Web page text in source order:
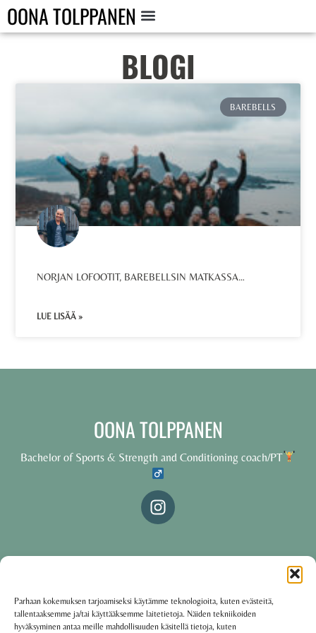
Parhaan kokemuksen tarjoamiseksi käytämme teknologioita, kuten evästeitä,
tallentaaksemme ja/tai käyttääksemme laitetietoja. Näiden tekniikoiden
hyväksyminen antaa meille mahdollisuuden käsitellä tietoja, kuten
OONA TOLPPANEN
BLOGI
BAREBELLS
NORJAN LOFOOTIT, BAREBELLSIN MATKASSA…
LUE LISÄÄ »
OONA TOLPPANEN
Bachelor of Sports & Strength and Conditioning coach/PT
Käyttöehdot·Tietosuojakäytäntö